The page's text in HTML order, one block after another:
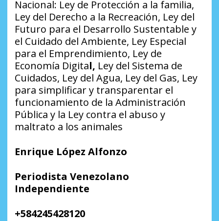
Nacional: Ley de Protección a la familia,
Ley del Derecho a la Recreación, Ley del
Futuro para el Desarrollo Sustentable y
el Cuidado del Ambiente, Ley Especial
para el Emprendimiento, Ley de
Economía Digital, Ley del Sistema de
Cuidados, Ley del Agua, Ley del Gas, Ley
para simplificar y transparentar el
funcionamiento de la Administración
Pública y la Ley contra el abuso y
maltrato a los animales
Enrique López Alfonzo
Periodista Venezolano
Independiente
+584245428120